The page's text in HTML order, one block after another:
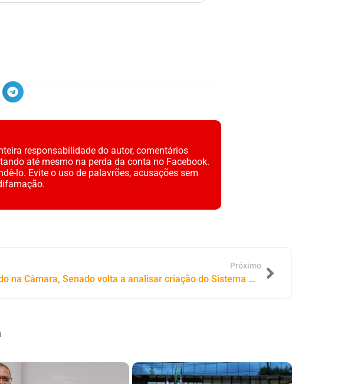
responsabilidade do autor, comentários
até mesmo na perda da conta no Facebook.
lo. Evite o uso de palavrões, acusações sem
Próximo
Aprovado na Câmara, Senado volta a analisar criação do Sistema Nacional de Educação; Professora Dorinha defende avanço histórico para a educação brasileira